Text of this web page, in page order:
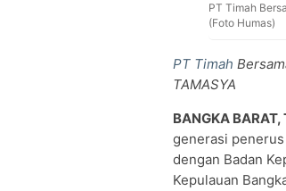
PT Timah
(Foto Humas)
PT Timah
TAMASYA
BANGKA BARAT,
generasi
dengan Badan
Kepulauan